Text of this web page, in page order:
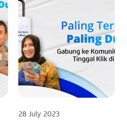
28 July 2023